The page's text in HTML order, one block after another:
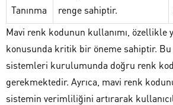
Tanınma
renge sahiptir.
Mavi renk kodunun kullanımı, özellikle
konusunda kritik bir öneme sahiptir.
sistemleri kurulumunda doğru renk
gerekmektedir. Ayrıca, mavi renk
sistemin verimliliğini artırarak